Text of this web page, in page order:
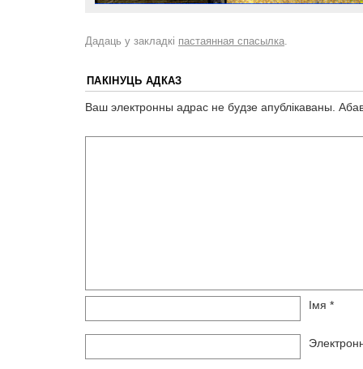
Дадаць у закладкі пастаянная спасылка.
ПАКІНУЦЬ АДКАЗ
Ваш электронны адрас не будзе апублікаваны.
Імя *